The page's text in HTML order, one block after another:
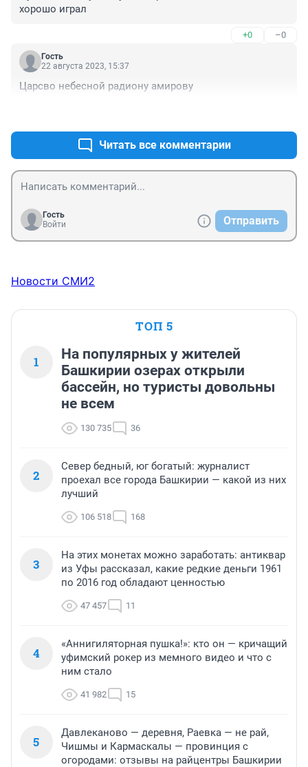
хорошо играл
+0 –0
Гость
22 августа 2023, 15:37
Царсво небесной радиону амирову
Читать все комментарии
Гость
Войти
Отправить
Новости СМИ2
ТОП 5
1
На популярных у жителей
Башкирии озерах открыли
бассейн, но туристы довольны
не всем
130 735 36
2
Север бедный, юг богатый: журналист
проехал все города Башкирии — какой из них
лучший
106 518 168
3
На этих монетах можно заработать: антиквар
из Уфы рассказал, какие редкие деньги 1961
по 2016 год обладают ценностью
47 457 11
4
«Аннигиляторная пушка!»: кто он — кричащий
уфимский рокер из мемного видео и что с
ним стало
41 982 15
5
Давлеканово — деревня, Раевка — не рай,
Чишмы и Кармаскалы — провинция с
огородами: отзывы на райцентры Башкирии